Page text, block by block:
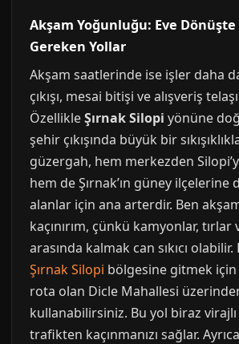
Akşam Yoğunluğu: Eve Dönüşte
Gereken Yollar
Akşam saatlerinde ise işler daha
çıkışı, mesai bitişi ve alışveriş
ÖzellikleŞırnak Silopi yönüne
şehir çıkışında büyük bir
güzergah, hem merkezden
hem de Şırnak’ın güney ilçelerine
alanlar için ana arterdir. Ben
kaçınırım, çünkü kamyonlar,
arasında kalmak can sıkıcı
Şırnak Silopi bölgesine gitmek
rota olan Dicle Mahallesi
kullanabilirsiniz. Bu yol biraz
trafikten kaçınmanızı sağlar.